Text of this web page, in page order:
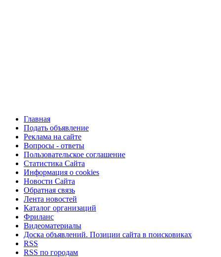
Главная
Подать объявление
Реклама на сайте
Вопросы - ответы
Пользовательское соглашение
Статистика Сайта
Информация о cookies
Новости Сайта
Обратная связь
Лента новостей
Каталог организаций
Фриланс
Видеоматериалы
Доска объявлений. Позиции сайта в поисковиках
RSS
RSS по городам